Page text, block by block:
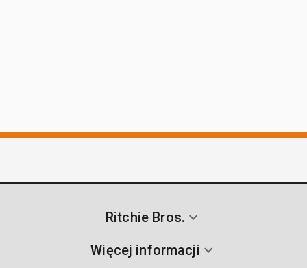
Ritchie Bros.
Więcej informacji